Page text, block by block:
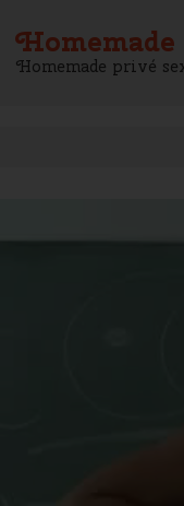
Homemade privé